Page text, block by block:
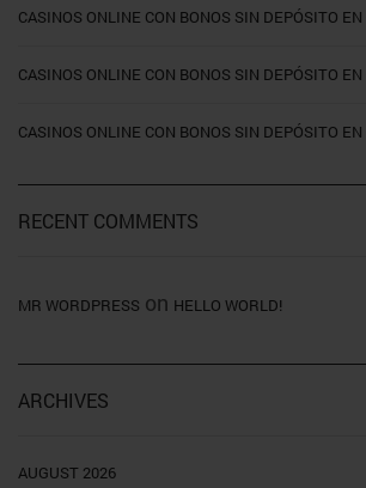
CASINOS ONLINE CON BONOS SIN DEPÓSITO
CASINOS ONLINE CON BONOS SIN DEPÓSITO
CASINOS ONLINE CON BONOS SIN DEPÓSITO
RECENT COMMENTS
MR WORDPRESS on HELLO WORLD!
ARCHIVES
AUGUST 2026